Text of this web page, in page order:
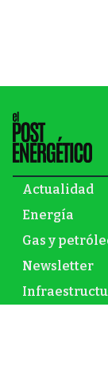
Actualidad
Energía
Gas y
Newsletter